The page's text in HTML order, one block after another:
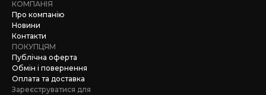
КОМПАНІЯ
Про компанію
Новини
Контакти
ПОКУПЦЯМ
Публічна оферта
Обмін і повернення
Оплата та доставка
Зареєструватися для